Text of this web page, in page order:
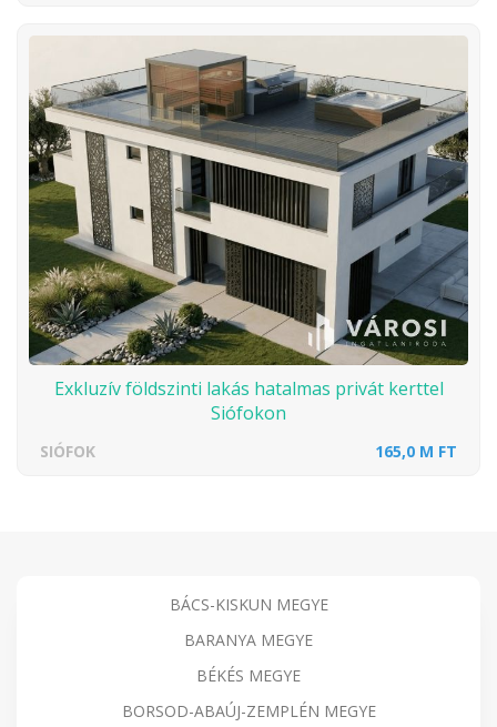
Exkluzív földszinti lakás hatalmas privát kerttel
Siófokon
SIÓFOK 165,0 M FT
BÁCS-KISKUN MEGYE
BARANYA MEGYE
BÉKÉS MEGYE
BORSOD-ABAÚJ-ZEMPLÉN MEGYE